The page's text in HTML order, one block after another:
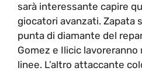
sarà interessante capire
giocatori avanzati. Zapata
punta di diamante del
Gomez e Ilicic
linee. L’altro attaccante